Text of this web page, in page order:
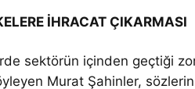
İHRACAT ÇIKARMASI
sektörün içinden geçtiği
Murat Şahinler,